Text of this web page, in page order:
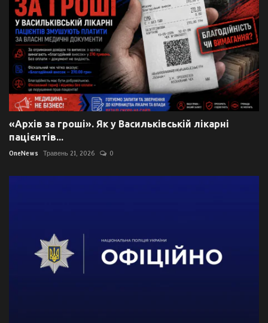
«Архів за гроші». Як у Васильківській лікарні
пацієнтів...
OneNews Травень 21, 2026 0